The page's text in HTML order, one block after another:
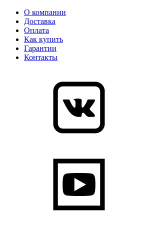
О компании
Доставка
Оплата
Как купить
Гарантии
Контакты